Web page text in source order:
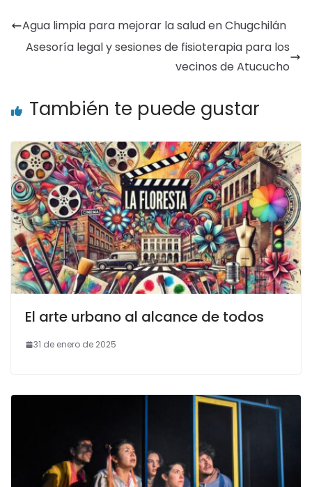
Agua limpia para mejorar la salud en Chugchilán
Asesoría legal y sesiones de fisioterapia para los
vecinos de Atucucho
También te puede gustar
El arte urbano al alcance de todos
31 de enero de 2025